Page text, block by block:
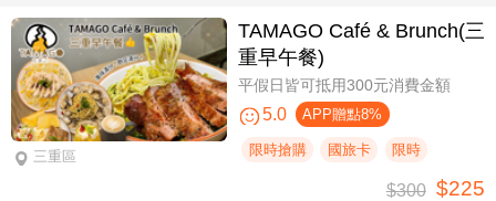
三重區
TAMAGO Café & Brunch(三
重早午餐)
平假日皆可抵用300元消費金額
5.0 APP贈點8%
限時搶購 國旅卡 限時
$300 $225